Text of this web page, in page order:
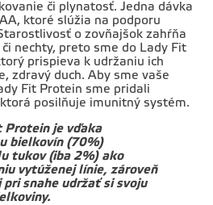
či plynatosť. Jedna dávka
ktoré slúžia na podporu
o zovňajšok zahŕňa
nechty, preto sme do Lady Fit
prispieva k udržaniu ich
zdravý duch. Aby sme vaše
Fit Protein sme pridali
posilňuje imunitný systém.
Protein je vďaka
bielkovín (70%)
tukov (iba 2%) ako
vytúženej línie, zároveň
pri snahe udržať si svoju